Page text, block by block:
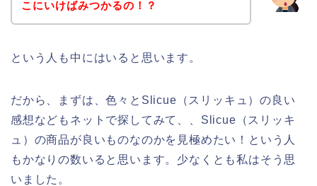
こにいけばみつかるの！？
という人も中にはいると思います。
だから、まずは、色々とSlicue（スリッキュ）の良い
感想などもネットで探してみて、、Slicue（スリッキ
ュ）の商品が良いものなのかを見極めたい！という人
もかなりの数いると思います。少なくとも私はそう思
いました。